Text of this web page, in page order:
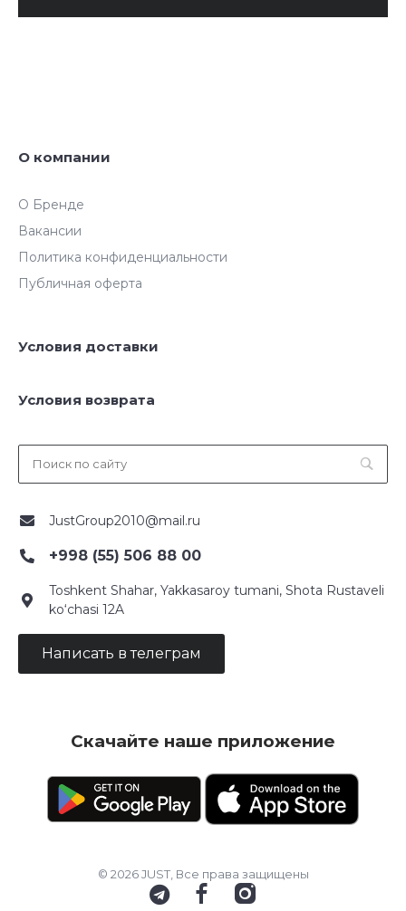
О компании
О Бренде
Вакансии
Политика конфиденциальности
Публичная оферта
Условия доставки
Условия возврата
JustGroup2010@mail.ru
+998 (55) 506 88 00
Toshkent Shahar, Yakkasaroy tumani, Shota Rustaveli
ko‘chasi 12A
Написать в телеграм
Скачайте наше приложение
© 2026 JUST, Все права защищены